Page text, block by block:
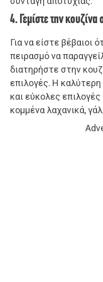
4. Γεμίστε την κουζίνα
Για να είστε βέβαιοι
πειρασμό να
διατηρήστε στην
επιλογές. Η
και εύκολες
κομμένα λαχανικά,